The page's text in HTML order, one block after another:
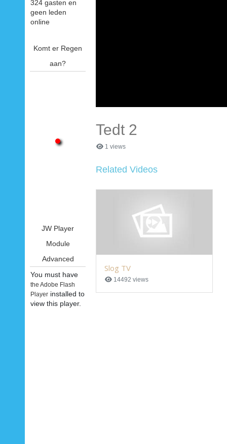
324 gasten en
geen leden
online
Komt er Regen
aan?
JW Player
Module
Advanced
You must have
the Adobe Flash
Player installed to
view this player.
Tedt 2
1 views
Related Videos
Slog TV
14492 views